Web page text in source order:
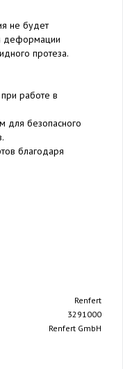
не будет
деформации
протеза.
работе в
для безопасного
благодаря
Renfert
3291000
Renfert GmbH